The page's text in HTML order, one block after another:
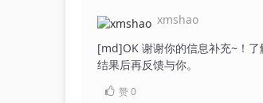
xmshao
[md]OK 谢谢你的信息补充~！
结果后再反馈与你。
赞0